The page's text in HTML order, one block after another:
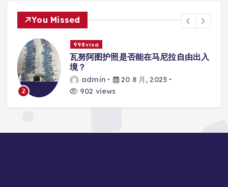
You Missed
3
998visa
瓦努阿图护照是否能在马尼拉使用国际
学校的注册？
admin
20 8 月, 2025
817 views